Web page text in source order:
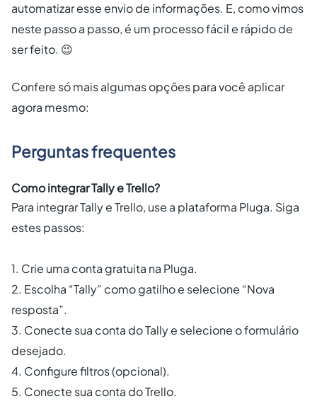
automatizar esse envio de informações. E, como vimos
neste passo a passo, é um processo fácil e rápido de
ser feito. 😉
Confere só mais algumas opções para você aplicar
agora mesmo:
Perguntas frequentes
Como integrar Tally e Trello?
Para integrar Tally e Trello, use a plataforma Pluga. Siga
estes passos:
1. Crie uma conta gratuita na Pluga.
2. Escolha “Tally” como gatilho e selecione “Nova
resposta”.
3. Conecte sua conta do Tally e selecione o formulário
desejado.
4. Configure filtros (opcional).
5. Conecte sua conta do Trello.